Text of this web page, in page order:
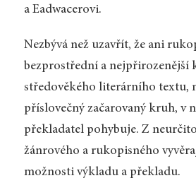
a Eadwacerovi.
Nezbývá než uzavřít, že ani
bezprostřední a nejpřirozenější
středověkého literárního textu,
příslovečný začarovaný kruh, v
překladatel pohybuje. Z
žánrového a rukopisného
možnosti výkladu a překladu.